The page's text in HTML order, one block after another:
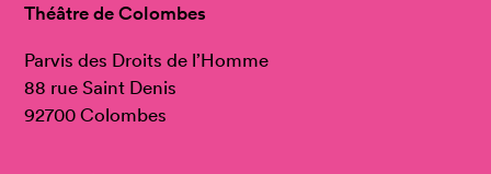
Théâtre de Colombes
Parvis des Droits de l’Homme
88 rue Saint Denis
92700 Colombes